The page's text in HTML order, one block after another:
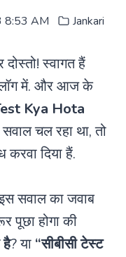
8:53 AM Jankari
स्वागत हैं
ब्लॉग में. और आज के
Kya Hota
चल रहा था, तो
दिया हैं.
सवाल का जवाब
पूछा होगा की
है? या “सीबीसी टेस्ट